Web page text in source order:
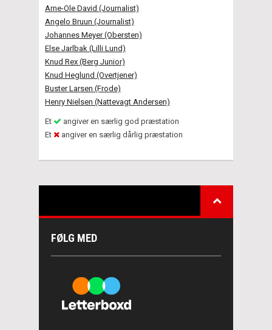
Arne-Ole David (Journalist)
Angelo Bruun (Journalist)
Johannes Meyer (Obersten)
Else Jarlbak (Lilli Lund)
Knud Rex (Berg Junior)
Knud Heglund (Overtjener)
Buster Larsen (Frode)
Henry Nielsen (Nattevagt Andersen)
Et
angiver en særlig god præstation
Et
angiver en særlig dårlig præstation
FØLG MED